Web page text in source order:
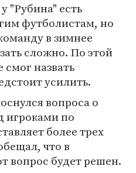
"Рубина" есть
футболистам, но
в зимнее
сложно. По этой
назвать
усилить.
вопроса о
игроками по
более трех
что в
вопрос будет решен.